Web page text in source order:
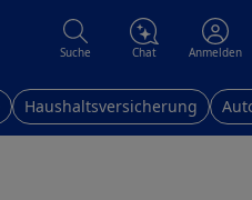
Suche Chat Anmelden
Haushaltsversicherung